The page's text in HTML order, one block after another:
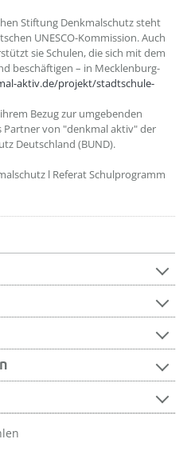
Stiftung Denkmalschutz steht
UNESCO-Kommission. Auch
sie Schulen, die sich mit dem
beschäftigen – in Mecklenburg-
aktiv.de/projekt/stadtschule-
Bezug zur umgebenden
von "denkmal aktiv" der
Deutschland (BUND).
l Referat Schulprogramm